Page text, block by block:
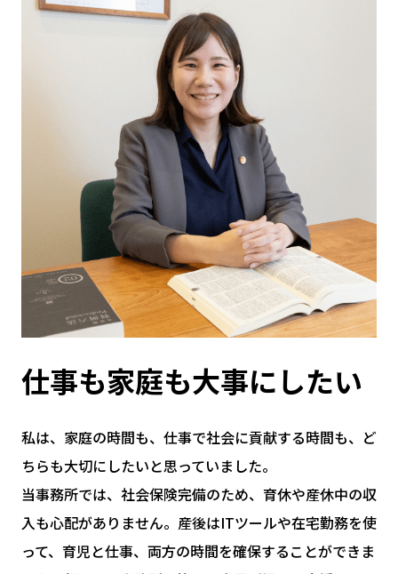
仕事も家庭も大事にしたい
私は、家庭の時間も、仕事で社会に貢献する時間も、ど
ちらも大切にしたいと思っていました。
当事務所では、社会保険完備のため、育休や産休中の収
入も心配がありません。産後はITツールや在宅勤務を使
って、育児と仕事、両方の時間を確保することができま